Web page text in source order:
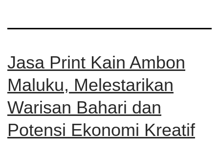
Jasa Print Kain Ambon
Maluku, Melestarikan
Warisan Bahari dan
Potensi Ekonomi Kreatif